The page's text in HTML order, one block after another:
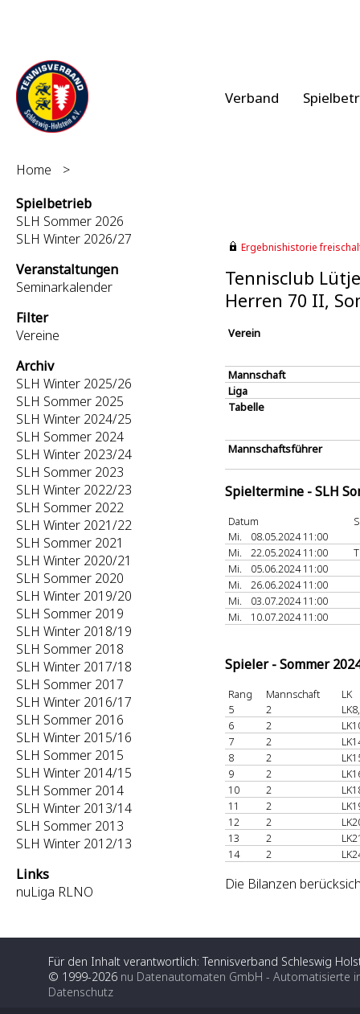
Verband
Home
>
Spielbetrieb
SLH Sommer 2026
SLH Winter 2026/27
Veranstaltungen
Seminarkalender
Filter
Vereine
Archiv
SLH Winter 2025/26
SLH Sommer 2025
SLH Winter 2024/25
SLH Sommer 2024
SLH Winter 2023/24
SLH Sommer 2023
SLH Winter 2022/23
SLH Sommer 2022
SLH Winter 2021/22
SLH Sommer 2021
SLH Winter 2020/21
SLH Sommer 2020
SLH Winter 2019/20
SLH Sommer 2019
SLH Winter 2018/19
SLH Sommer 2018
SLH Winter 2017/18
SLH Sommer 2017
SLH Winter 2016/17
SLH Sommer 2016
SLH Winter 2015/16
SLH Sommer 2015
SLH Winter 2014/15
SLH Sommer 2014
SLH Winter 2013/14
SLH Sommer 2013
SLH Winter 2012/13
Links
nuLiga RLNO
Ergebnishistorie
Tennisclub
Herren 70 II,
Verein
Mannschaft
Liga
Tabelle
Mannschaftsführer
Spieltermine - SLH
Datum
Mi.
08.05.2024 11:00
Mi.
22.05.2024 11:00
Mi.
05.06.2024 11:00
Mi.
26.06.2024 11:00
Mi.
03.07.2024 11:00
Mi.
10.07.2024 11:00
Spieler - Sommer
Rang Mannschaft
LK
5
2
6
2
7
2
8
2
9
2
10
2
11
2
12
2
13
2
14
2
Die Bilanzen
Für den Inhalt verantwortlich: Tennisverband Schleswig
© 1999-2026 nu Datenautomaten GmbH - Automatisierte
Datenschutz